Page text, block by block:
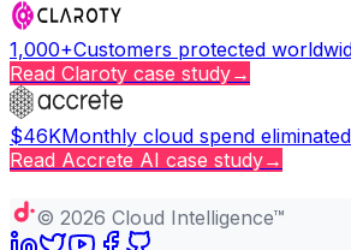
1,000+Customers protected
Read Claroty case study→
$46KMonthly cloud spend eliminated
Read Accrete AI case study→
© 2026 Cloud Intelligence™